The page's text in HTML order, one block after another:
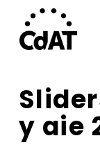
main
y aie